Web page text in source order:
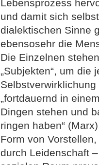
Lebensprozess
und damit sich
dialektischen Sinne
ebensosehr die
Die Einzelnen
„Subjekten“, um die
„fortdauernd in
Dingen stehen und
ringen haben“
Form von
durch Leidenschaft